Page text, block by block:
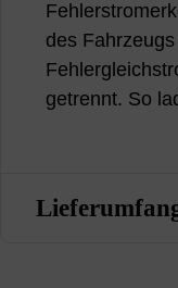
des
getrennt. So